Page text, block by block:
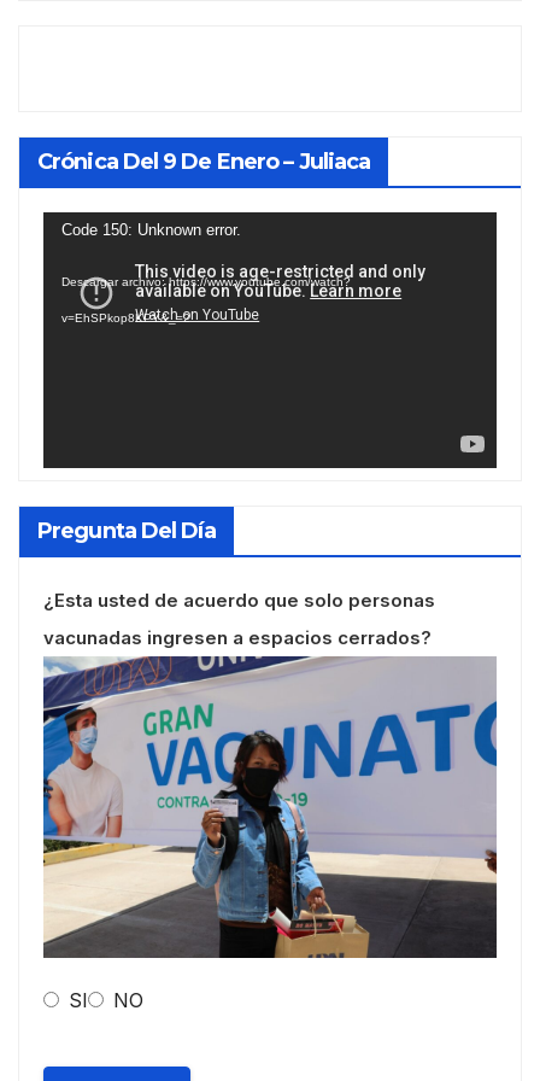
Crónica Del 9 De Enero – Juliaca
Reproductor
vídeo
Code 150: Unknown error.
Descargar archivo: https://www.youtube.com/watch?
v=EhSPkop8KPY&_=2
Pregunta Del Día
¿Esta usted de acuerdo que solo personas
vacunadas ingresen a espacios cerrados?
SI NO